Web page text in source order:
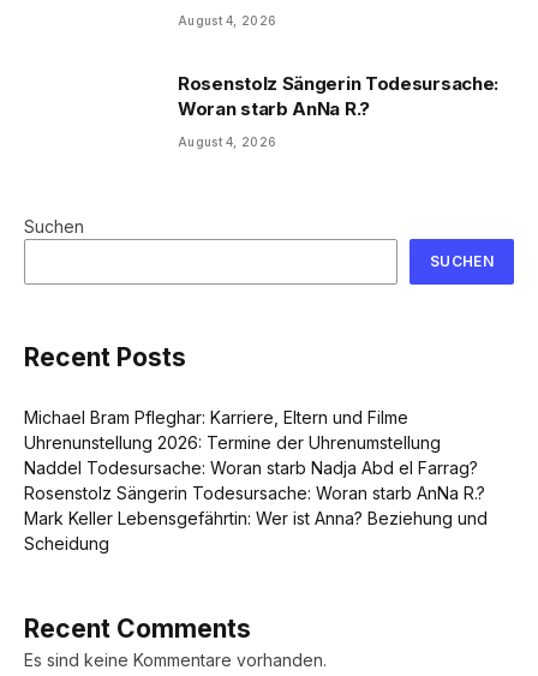
August 4, 2026
Rosenstolz Sängerin Todesursache:
Woran starb AnNa R.?
August 4, 2026
Suchen
SUCHEN
Recent Posts
Michael Bram Pfleghar: Karriere, Eltern und Filme
Uhrenunstellung 2026: Termine der Uhrenumstellung
Naddel Todesursache: Woran starb Nadja Abd el Farrag?
Rosenstolz Sängerin Todesursache: Woran starb AnNa R.?
Mark Keller Lebensgefährtin: Wer ist Anna? Beziehung und
Scheidung
Recent Comments
Es sind keine Kommentare vorhanden.